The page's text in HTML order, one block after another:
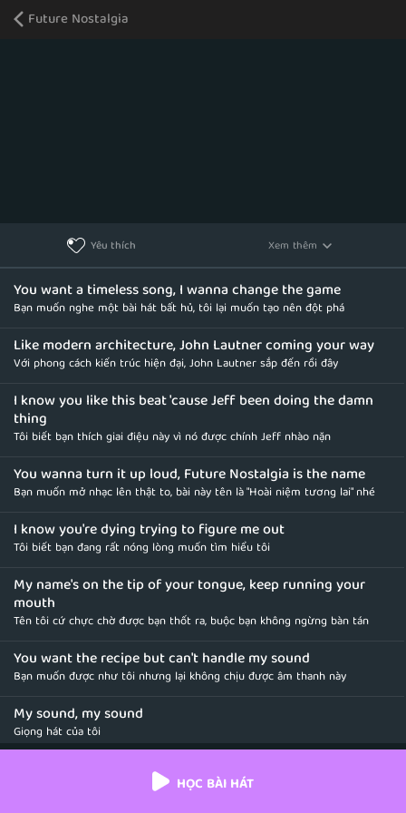
Future Nostalgia
Yêu thích Xem thêm
You want a timeless song, I wanna change the game
Bạn muốn nghe một bài hát bất hủ, tôi lại muốn tạo nên đột phá
Like modern architecture, John Lautner coming your way
Với phong cách kiến trúc hiện đại, John Lautner sắp đến rồi đây
I know you like this beat 'cause Jeff been doing the damn
thing
Tôi biết bạn thích giai điệu này vì nó được chính Jeff nhào nặn
You wanna turn it up loud, Future Nostalgia is the name
Bạn muốn mở nhạc lên thật to, bài này tên là "Hoài niệm tương lai" nhé
I know you're dying trying to figure me out
Tôi biết bạn đang rất nóng lòng muốn tìm hiểu tôi
My name's on the tip of your tongue, keep running your
mouth
Tên tôi cứ chực chờ được bạn thốt ra, buộc bạn không ngừng bàn tán
You want the recipe but can't handle my sound
Bạn muốn được như tôi nhưng lại không chịu được âm thanh này
My sound, my sound
Giọng hát của tôi
No matter what you do, I'm gonna get it without ya (hey,
HỌC BÀI HÁT